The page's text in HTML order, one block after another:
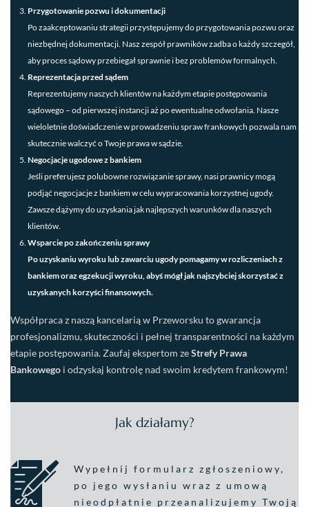
Przygotowanie pozwu i dokumentacji
Po zaakceptowaniu strategii przystępujemy do przygotowania pozwu oraz
niezbędnej dokumentacji. Nasz zespół prawników zadba o każdy szczegół,
aby proces sądowy przebiegał sprawnie i bez problemów formalnych.
Reprezentacja przed sądem
Reprezentujemy naszych klientów na każdym etapie postępowania
sądowego – od pierwszej instancji aż po ewentualne odwołania. Nasze
wieloletnie doświadczenie w prowadzeniu spraw frankowych pozwala nam
skutecznie walczyć o Twoje prawa w sądzie.
Negocjacje ugodowe z bankiem
Jeśli preferujesz polubowne rozwiązanie sprawy, nasi prawnicy mogą
podjąć negocjacje z bankiem w celu wypracowania korzystnej ugody.
Zawsze dążymy do uzyskania jak najlepszych warunków dla naszych
klientów.
Wsparcie po zakończeniu sprawy
Po uzyskaniu wyroku lub zawarciu ugody pomagamy w rozliczeniach z
bankiem oraz egzekucji wyroku, abyś mógł jak najszybciej skorzystać z
uzyskanych korzyści finansowych.
Współpraca z naszą kancelarią w Przeworsku to gwarancja
profesjonalizmu, skuteczności i pełnej transparentności na każdym
etapie postępowania. Zaufaj ekspertom zeStrefy Prawa
Bankowego i odzyskaj kontrolę nad swoim kredytem frankowym!
Jak działamy?
Wypełnij formularz zgłoszeniowy,
po jego wysłaniu wraz z umową
nieodpłatnie przeanalizujemy Twoją